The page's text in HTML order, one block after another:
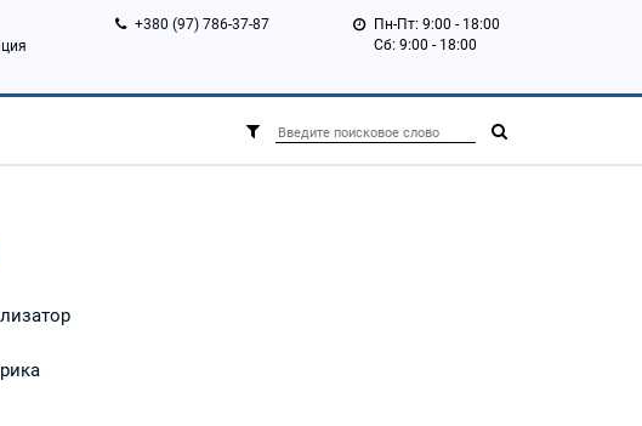
+380 (97) 786-37-87
Пн-Пт: 9:00 - 18:00
Сб: 9:00 - 18:00